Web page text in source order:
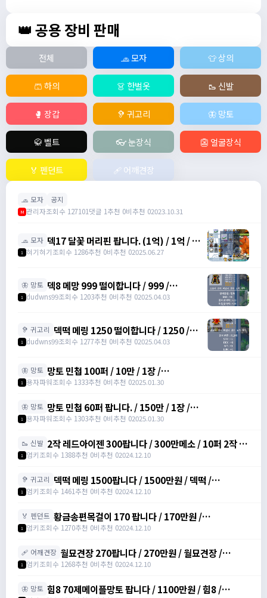
👑 공용 장비 판매
전체 🧢 모자 👕 상의
🩳 하의 👗 한벌옷 🥾 신발
🥊 장갑 🦻 귀고리 🦋 망토
🥋 벨트 👓 눈장식 👺 얼굴장식
🏅 펜던트 🩹 어깨견장
🧢 모자 공지
M 관리자조회수 127101댓글 1추천 0비추천 02023.10.31
🧢 모자 덱17 달꽃 머리핀 팝니다. (1억) / 1억 / 덱
17 달꽃 머리핀 (완작) 싸게넘깁니다. /
1 혀기혀기조회수 1286추천 0비추천 02025.06.27
🦋 망토 덱8 메망 999 떨이합니다 / 999 /
https://open.kakao.com/o/gHP3Pfph
https://open.kakao.com/o/gHP3Pfph
1 dudwns99조회수 1203추천 0비추천 02025.04.03
🦻 귀고리 덱떡 메링 1250 떨이합니다 / 1250 /
https://open.kakao.com/o/gHP3Pfph
1 dudwns99조회수 1277추천 0비추천 02025.04.03
🦋 망토 망토 민첩 100퍼 / 10만 / 1장 /
https://open.kakao.com/o/gHVyhk2f
1 용자파워조회수 1333추천 0비추천 02025.01.30
🦋 망토 망토 민첩 60퍼 팝니다. / 150만 / 1장 /
https://open.kakao.com/o/gHVyhk2f
1 용자파워조회수 1303추천 0비추천 02025.01.30
🥾 신발 2작 레드아이젠 300팝니다 / 300만메소 / 10퍼 2작 /
https://open.kakao.com/o/srDmv3Wf
1 엄키조회수 1388추천 0비추천 02024.12.10
🦻 귀고리 덱떡 메링 1500팝니다 / 1500만원 / 덱떡 /
https://open.kakao.com/o/srDmv3Wf
1 엄키조회수 1461추천 0비추천 02024.12.10
🏅 펜던트 황금송편목걸이 170 팝니다 / 170만원 /
https://open.kakao.com/o/srDmv3Wf
1 엄키조회수 1270추천 0비추천 02024.12.10
🩹 어깨견장 월묘견장 270팝니다 / 270만원 / 월묘견장 /
https://open.kakao.com/o/srDmv3Wf
1 엄키조회수 1268추천 0비추천 02024.12.10
🦋 망토 힘8 70제메이플망토 팝니다 / 1100만원 / 힘8 /